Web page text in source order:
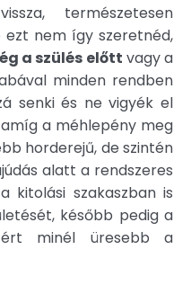
természetesen
nem így szeretnéd,
a szülés előtt vagy a
minden rendben
senki és ne vigyék el
a méhlepény meg
horderejű, de szintén
alatt a rendszeres
kitolási szakaszban is
később pedig a
minél üresebb a